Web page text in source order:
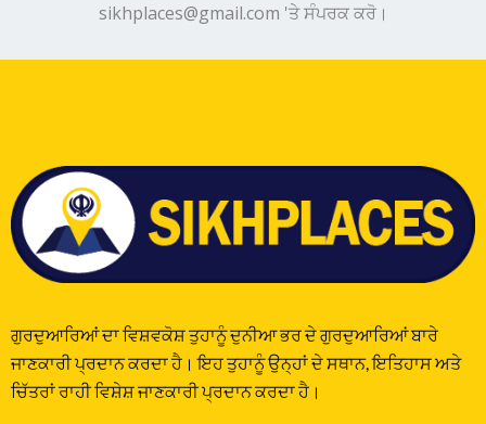
sikhplaces@gmail.com 'ਤੇ ਸੰਪਰਕ ਕਰੋ।
ਗੁਰਦੁਆਰਿਆਂ ਦਾ ਵਿਸ਼ਵਕੋਸ਼ ਤੁਹਾਨੂੰ ਦੁਨੀਆ ਭਰ ਦੇ ਗੁਰਦੁਆਰਿਆਂ ਬਾਰੇ
ਜਾਣਕਾਰੀ ਪ੍ਰਦਾਨ ਕਰਦਾ ਹੈ। ਇਹ ਤੁਹਾਨੂੰ ਉਨ੍ਹਾਂ ਦੇ ਸਥਾਨ, ਇਤਿਹਾਸ ਅਤੇ
ਚਿੱਤਰਾਂ ਰਾਹੀ ਵਿਸ਼ੇਸ਼ ਜਾਣਕਾਰੀ ਪ੍ਰਦਾਨ ਕਰਦਾ ਹੈ।